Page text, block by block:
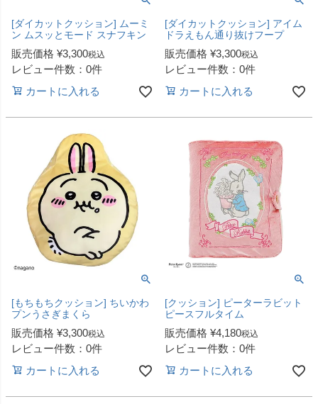
[ダイカットクッション] ムーミ
ン ムスッとモード スナフキン
販売価格 ¥3,300税込
レビュー件数：0件
カートに入れる
[ダイカットクッション] アイム
ドラえもん通り抜けフープ
販売価格 ¥3,300税込
レビュー件数：0件
カートに入れる
[もちもちクッション] ちいかわ
プンうさぎまくら
販売価格 ¥3,300税込
レビュー件数：0件
カートに入れる
[クッション] ピーターラビット
ピースフルタイム
販売価格 ¥4,180税込
レビュー件数：0件
カートに入れる